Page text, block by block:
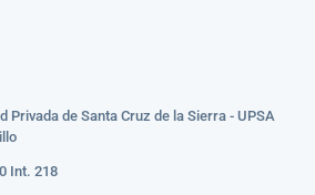
Privada de Santa Cruz de la Sierra - UPSA
Int. 218